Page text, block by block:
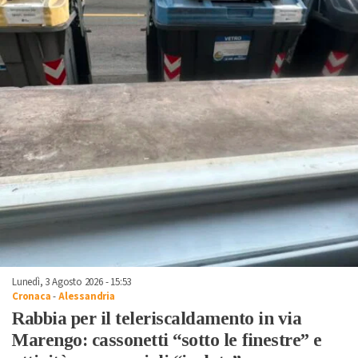
Lunedì, 3 Agosto 2026 - 15:53
Cronaca-Alessandria
Rabbia per il teleriscaldamento in via
Marengo: cassonetti “sotto le finestre” e